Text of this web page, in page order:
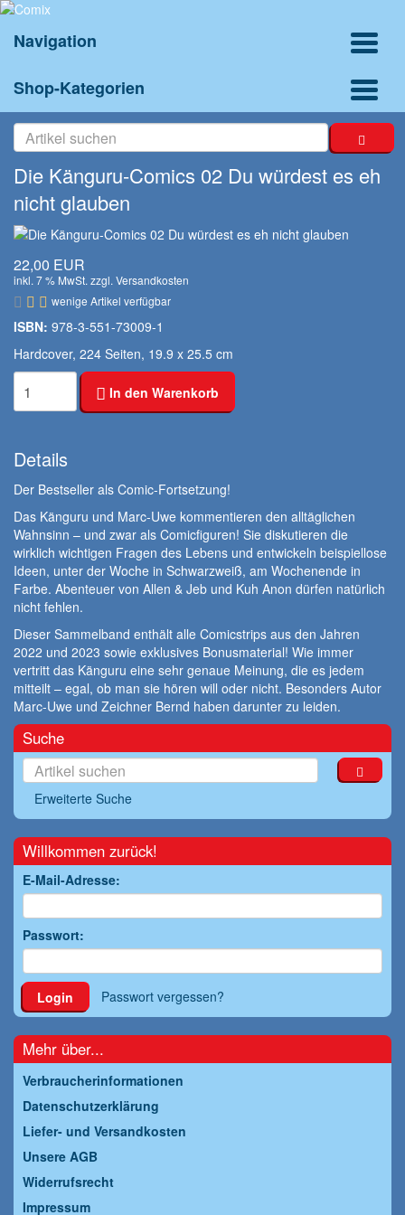
Navigation
Shop-Kategorien
Die Känguru-Comics 02 Du würdest es eh
nicht glauben
22,00 EUR
inkl. 7 % MwSt. zzgl. Versandkosten
wenige Artikel verfügbar
ISBN: 978-3-551-73009-1
Hardcover, 224 Seiten, 19.9 x 25.5 cm
In den Warenkorb
Details
Der Bestseller als Comic-Fortsetzung!
Das Känguru und Marc-Uwe kommentieren den alltäglichen
Wahnsinn – und zwar als Comicfiguren! Sie diskutieren die
wirklich wichtigen Fragen des Lebens und entwickeln beispiellose
Ideen, unter der Woche in Schwarzweiß, am Wochenende in
Farbe. Abenteuer von Allen & Jeb und Kuh Anon dürfen natürlich
nicht fehlen.
Dieser Sammelband enthält alle Comicstrips aus den Jahren
2022 und 2023 sowie exklusives Bonusmaterial! Wie immer
vertritt das Känguru eine sehr genaue Meinung, die es jedem
mitteilt – egal, ob man sie hören will oder nicht. Besonders Autor
Marc-Uwe und Zeichner Bernd haben darunter zu leiden.
Suche
Erweiterte Suche
Willkommen zurück!
E-Mail-Adresse:
Passwort:
Login Passwort vergessen?
Mehr über...
Verbraucherinformationen
Datenschutzerklärung
Liefer- und Versandkosten
Unsere AGB
Widerrufsrecht
Impressum